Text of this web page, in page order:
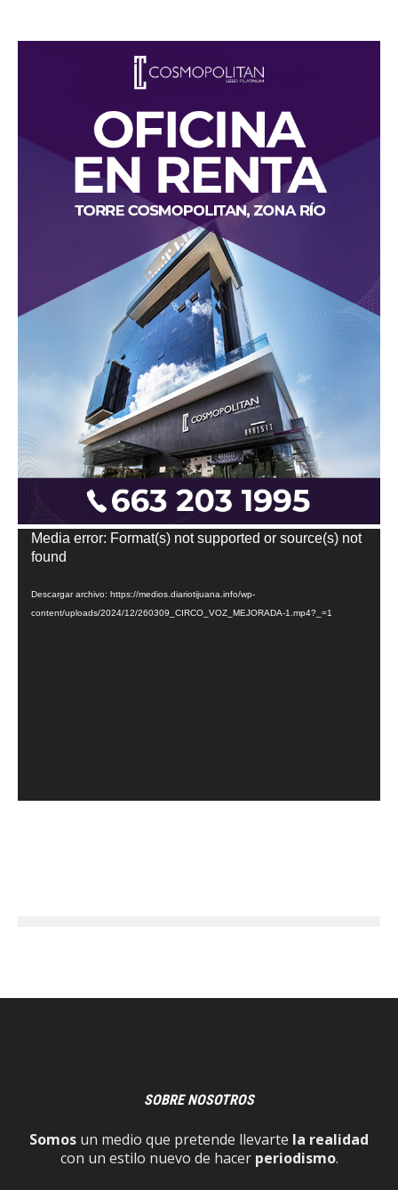
Reproductor
de
Media error: Format(s) not supported or source(s) not
found
Descargar archivo: https://medios.diariotijuana.info/wp-
content/uploads/2024/12/260309_CIRCO_VOZ_MEJORADA-1.mp4?_=1
SOBRE NOSOTROS
Somos un medio que pretende llevarte la realidad
con un estilo nuevo de hacer periodismo.